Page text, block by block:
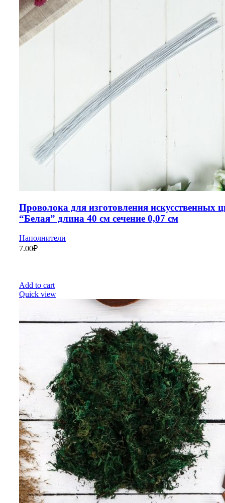
Проволока для изготовления искусственных
“Белая” длина 40 см сечение 0,07 см
Наполнители
7.00₽
Add to cart
Quick view